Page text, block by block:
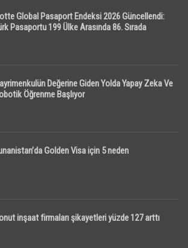
Global Pasaport Endeksi 2026 Güncellendi:
Pasaportu 199 Ülke Arasında 86. Sırada
Değerine Giden Yolda Yapay Zeka Ve
Öğrenme Başlıyor
Golden Visa için 5 neden
inşaat firmaları şikayetleri yüzde 127 arttı